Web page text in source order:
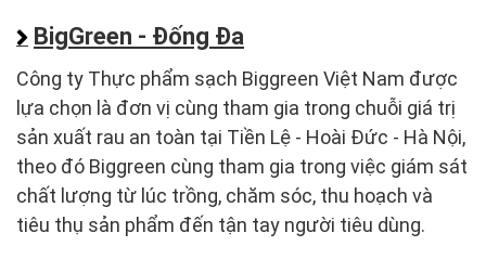
BigGreen - Đống Đa
Công ty Thực phẩm sạch Biggreen Việt Nam được
lựa chọn là đơn vị cùng tham gia trong chuỗi giá trị
sản xuất rau an toàn tại Tiền Lệ - Hoài Đức - Hà Nội,
theo đó Biggreen cùng tham gia trong việc giám sát
chất lượng từ lúc trồng, chăm sóc, thu hoạch và
tiêu thụ sản phẩm đến tận tay người tiêu dùng.